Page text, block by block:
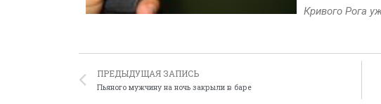
Кривого Рога
ПРЕДЫДУЩАЯ ЗАПИСЬ
Пьяного мужчину на ночь закрыли в баре